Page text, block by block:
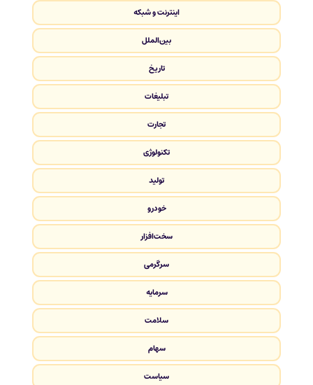
اینترنت و شبکه
بین‌الملل
تاریخ
تبلیغات
تجارت
تکنولوژی
تولید
خودرو
سخت‌افزار
سرگرمی
سرمایه
سلامت
سهام
سیاست